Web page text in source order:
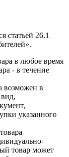
статьей 26.1
в любое время
- в течение
возможен в
указанного
товар может